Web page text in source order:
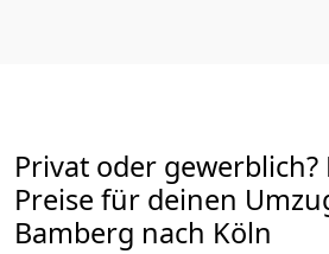
Privat oder gewerblich?
Preise für deinen
Bamberg nach Köln